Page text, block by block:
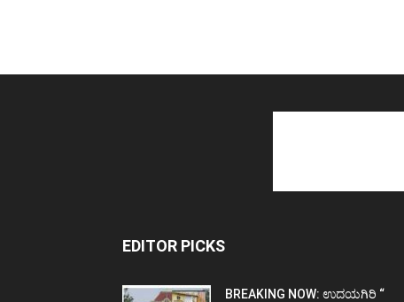
EDITOR PICKS
BREAKING NOW: ಉದಯಗಿರಿ “